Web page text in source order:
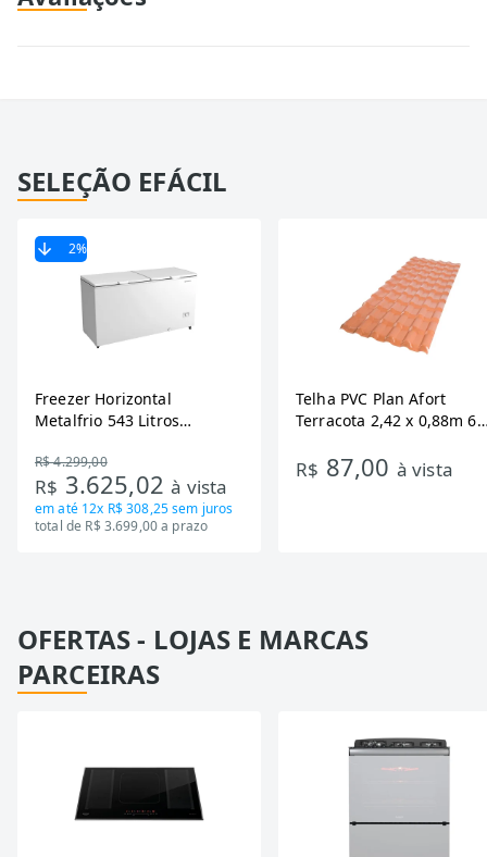
SELEÇÃO EFÁCIL
2%
Freezer Horizontal
Metalfrio 543 Litros
Tecnologia Inverter, Branco,
Bivolt
R$ 4.299,00
R$ 3.625,02à vista
em até 12x R$ 308,25sem juros
total de R$ 3.699,00 a prazo
Telha PVC Plan Afort
Terracota 2,42 x 0,88m 6
R$ 87,00 à vista
OFERTAS - LOJAS E MARCAS
PARCEIRAS